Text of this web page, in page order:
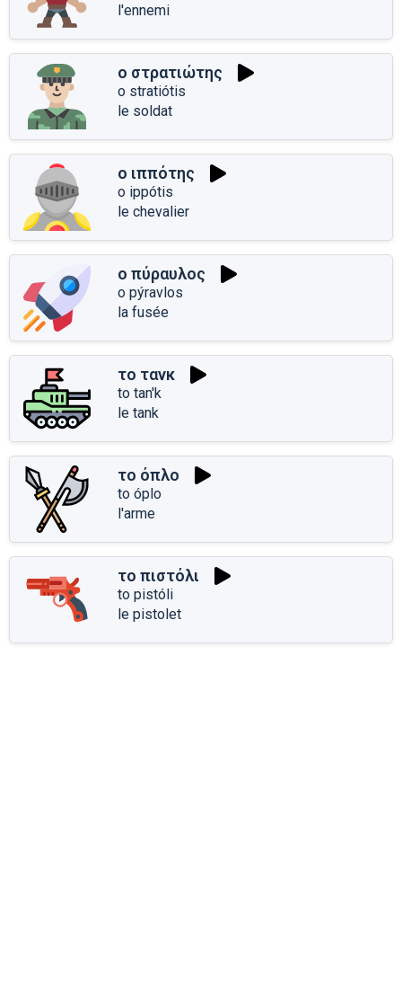
l'ennemi
ο στρατιώτης
o stratiótis
le soldat
ο ιππότης
o ippótis
le chevalier
ο πύραυλος
o pýravlos
la fusée
το τανκ
to tan'k
le tank
το όπλο
to óplo
l'arme
το πιστόλι
to pistóli
le pistolet